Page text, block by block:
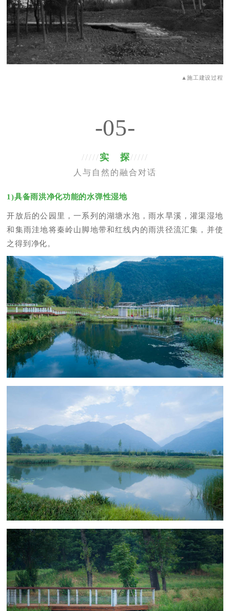
▲施工建设过程
-05-
/////实 探/////
人与自然的融合对话
1)具备雨洪净化功能的水弹性湿地
开放后的公园里，一系列的湖塘水泡，雨水旱溪，灌渠湿地
和集雨洼地将秦岭山脚地带和红线内的雨洪径流汇集，并使
之得到净化。